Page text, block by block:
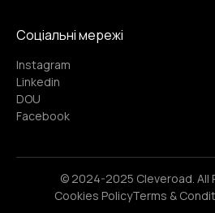
Соціальні мережі
Instagram
Linkedin
DOU
Facebook
© 2024-2025 Cleveroad. All
Cookies PolicyTerms &